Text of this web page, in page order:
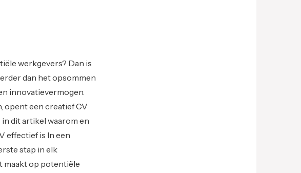
werkgevers? Dan is
dan het opsommen
innovatievermogen.
een creatief CV
dit artikel waarom en
effectief is In een
stap in elk
maakt op potentiële